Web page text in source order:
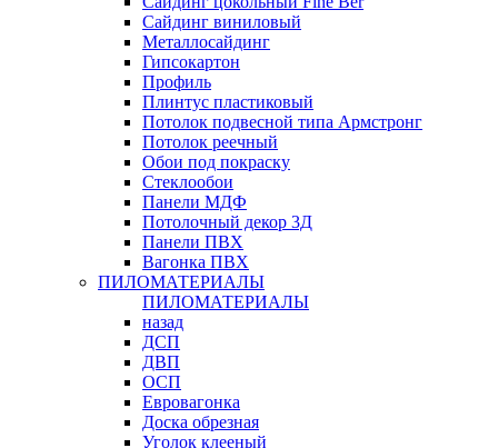
Сайдинг виниловый
Металлосайдинг
Гипсокартон
Профиль
Плинтус пластиковый
Потолок подвесной типа Армстронг
Потолок реечный
Обои под покраску
Стеклообои
Панели МДФ
Потолочный декор 3Д
Панели ПВХ
Вагонка ПВХ
ПИЛОМАТЕРИАЛЫ
ПИЛОМАТЕРИАЛЫ
назад
ДСП
ДВП
ОСП
Евровагонка
Доска обрезная
Уголок клееный